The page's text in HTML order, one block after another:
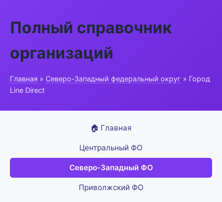
Полный справочник
организаций
Главная » Северо-Западный федеральный округ » Город
Line Direct
🏠 Главная
Центральный ФО
Северо-Западный ФО
Приволжский ФО